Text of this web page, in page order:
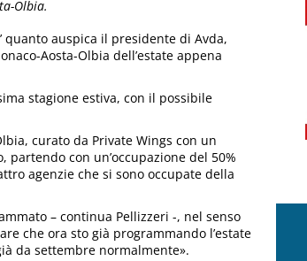
Olbia.
quanto auspica il presidente di Avda,
Aosta-Olbia dell’estate appena
stagione estiva, con il possibile
curato da Private Wings con un
con un’occupazione del 50%
agenzie che si sono occupate della
– continua Pellizzeri -, nel senso
che ora sto già programmando l’estate
da settembre normalmente».